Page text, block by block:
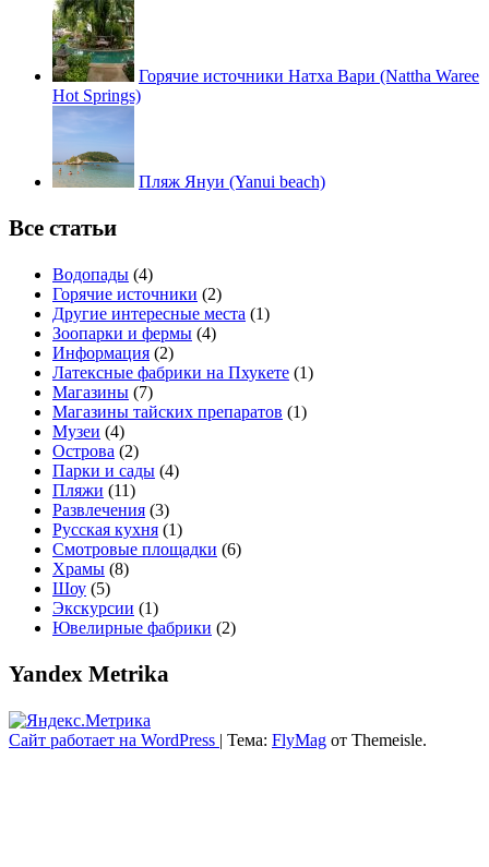
Горячие источники Натха Вари (Nattha Waree
Hot Springs)
Пляж Януи (Yanui beach)
Все статьи
Водопады (4)
Горячие источники (2)
Другие интересные места (1)
Зоопарки и фермы (4)
Информация (2)
Латексные фабрики на Пхукете (1)
Магазины (7)
Магазины тайских препаратов (1)
Музеи (4)
Острова (2)
Парки и сады (4)
Пляжи (11)
Развлечения (3)
Русская кухня (1)
Смотровые площадки (6)
Храмы (8)
Шоу (5)
Экскурсии (1)
Ювелирные фабрики (2)
Yandex Metrika
Сайт работает на WordPress | Тема: FlyMag от Themeisle.